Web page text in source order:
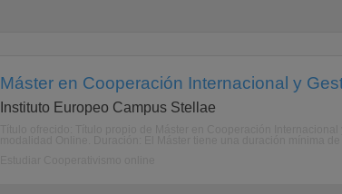
Máster en Cooperación Internacional y
Instituto Europeo Campus Stellae